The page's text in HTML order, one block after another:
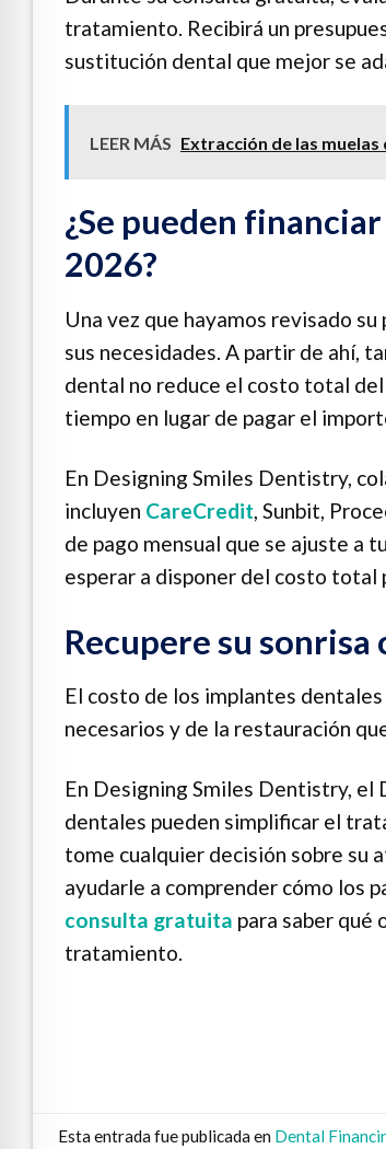
tratamiento. Recibirá un
sustitución dental que mejor se
LEER MÁS Extracción de las
¿Se pueden
2026?
Una vez que hayamos revisado
sus necesidades. A partir de ahí,
dental no reduce el costo total
tiempo en lugar de pagar el
En Designing Smiles Dentistry,
incluyen CareCredit, Sunbit,
de pago mensual que se ajuste a
esperar a disponer del costo total
Recupere su
El costo de los implantes
necesarios y de la restauración
En Designing Smiles Dentistry, el
dentales pueden simplificar el
tome cualquier decisión sobre su
ayudarle a comprender cómo los
consulta gratuita para saber qué
tratamiento.
Esta entrada fue publicada en Dental